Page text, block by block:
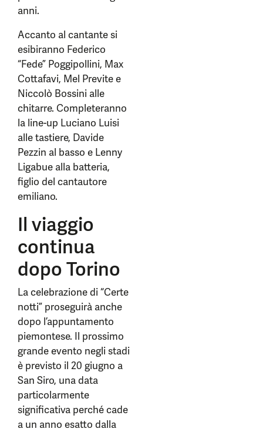
anni.
Accanto al cantante si
esibiranno Federico
“Fede” Poggipollini, Max
Cottafavi, Mel Previte e
Niccolò Bossini alle
chitarre. Completeranno
la line-up Luciano Luisi
alle tastiere, Davide
Pezzin al basso e Lenny
Ligabue alla batteria,
figlio del cantautore
emiliano.
Il viaggio
continua
dopo Torino
La celebrazione di “Certe
notti” proseguirà anche
dopo l’appuntamento
piemontese. Il prossimo
grande evento negli stadi
è previsto il 20 giugno a
San Siro, una data
particolarmente
significativa perché cade
a un anno esatto dalla